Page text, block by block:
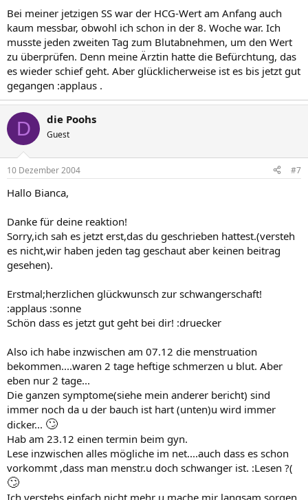
Bei meiner jetzigen SS war der HCG-Wert am Anfang auch
kaum messbar, obwohl ich schon in der 8. Woche war. Ich
musste jeden zweiten Tag zum Blutabnehmen, um den Wert
zu überprüfen. Denn meine Ärztin hatte die Befürchtung, das
es wieder schief geht. Aber glücklicherweise ist es bis jetzt gut
gegangen :applaus .
D die Poohs
Guest
10 Dezember 2004 #7
Hallo Bianca,
Danke für deine reaktion!
Sorry,ich sah es jetzt erst,das du geschrieben hattest.(versteh
es nicht,wir haben jeden tag geschaut aber keinen beitrag
gesehen).
Erstmal;herzlichen glückwunsch zur schwangerschaft!
:applaus :sonne
Schön dass es jetzt gut geht bei dir! :druecker
Also ich habe inzwischen am 07.12 die menstruation
bekommen....waren 2 tage heftige schmerzen u blut. Aber
eben nur 2 tage...
Die ganzen symptome(siehe mein anderer bericht) sind
immer noch da u der bauch ist hart (unten)u wird immer
dicker... 🙄
Hab am 23.12 einen termin beim gyn.
Lese inzwischen alles mögliche im net....auch dass es schon
vorkommt ,dass man menstr.u doch schwanger ist. :Lesen ?(
🙄
Ich verstehs einfach nicht mehr u mache mir langsam sorgen